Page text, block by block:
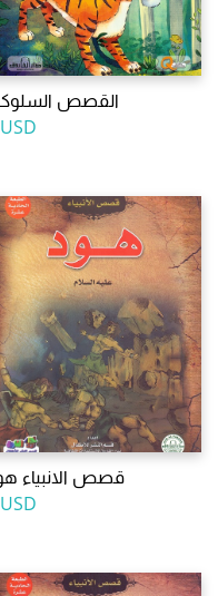
القصص
قصص الانبياء